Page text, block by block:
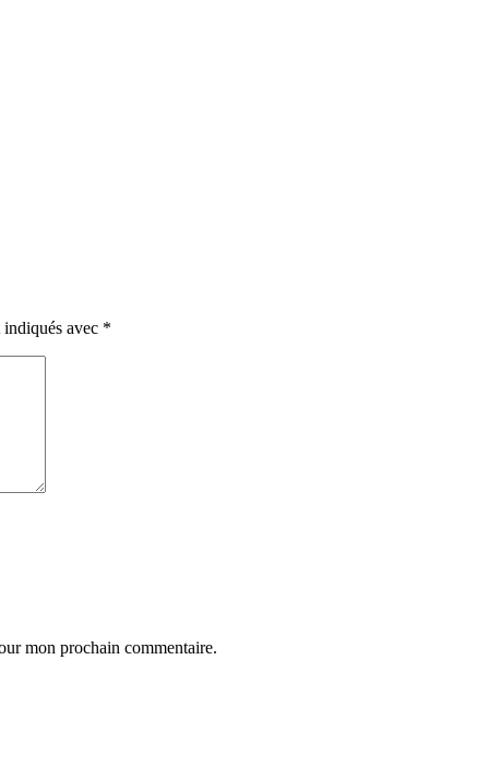
avec *
mon prochain commentaire.